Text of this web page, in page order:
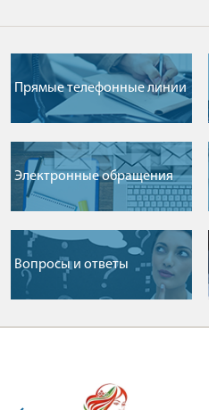
Прямые телефонные линии
Электронные обращения
Вопросы и ответы